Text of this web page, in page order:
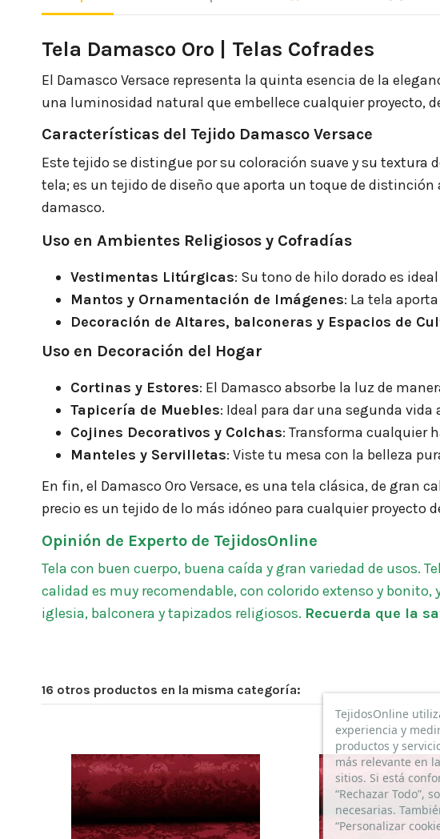
Tela Damasco Oro | Telas Cofrades
El Damasco Versace representa la quinta esencia de la
una luminosidad natural que embellece cualquier proyecto,
Características del Tejido Damasco Versace
Este tejido se distingue por su coloración suave y su textura
tela; es un tejido de diseño que aporta un toque de
damasco.
Uso en Ambientes Religiosos y Cofradías
Vestimentas Litúrgicas: Su tono de hilo dorado es
Mantos y Ornamentación de Imágenes: La tela
Decoración de Altares, balconeras y Espacios de
Uso en Decoración del Hogar
Cortinas y Estores: El Damasco absorbe la luz de
Tapicería de Muebles: Ideal para dar una segunda
Cojines Decorativos y Colchas: Transforma cualquier
Manteles y Servilletas: Viste tu mesa con la belleza
En fin, el Damasco Oro Versace, es una tela clásica, de gran
precio es un tejido de lo más idóneo para cualquier proyecto
Opinión de Experto de TejidosOnline
Tela con buen cuerpo, buena caída y gran variedad de usos.
calidad es muy recomendable, con colorido extenso y
iglesia, balconera y tapizados religiosos. Recuerda que la
Jordien26/02/2026 Damasco Dorado Versace
Compra Verificada
Muy contento con la calidad del tejido
16 otros productos en la misma categoría:
TejidosOnline
experiencia y
productos y
más relevante en
sitios. Si está
“Rechazar Todo”,
necesarias.
“Personalizar